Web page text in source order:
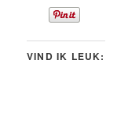
VIND IK LEUK: